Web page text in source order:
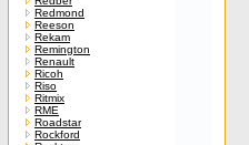
Redmond
Reeson
Rekam
Remington
Renault
Ricoh
Riso
Ritmix
RME
Roadstar
Rockford